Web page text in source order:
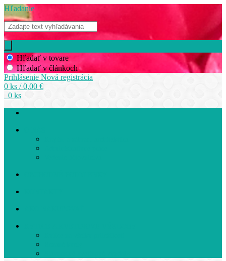
Hľadanie
Hľadať v tovare
Hľadať v článkoch
Prihlásenie Nová registrácia
0 ks / 0,00 €
0 ks